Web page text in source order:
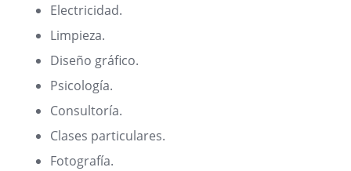
Electricidad.
Limpieza.
Diseño gráfico.
Psicología.
Consultoría.
Clases particulares.
Fotografía.